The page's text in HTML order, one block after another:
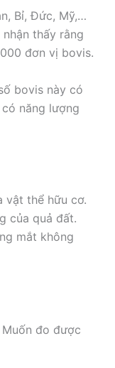
Bỉ, Đức, Mỹ,…
thấy rằng
đơn vị bovis.
bovis này có
năng lượng
vật thể hữu cơ.
của quả đất.
mắt không
đo được